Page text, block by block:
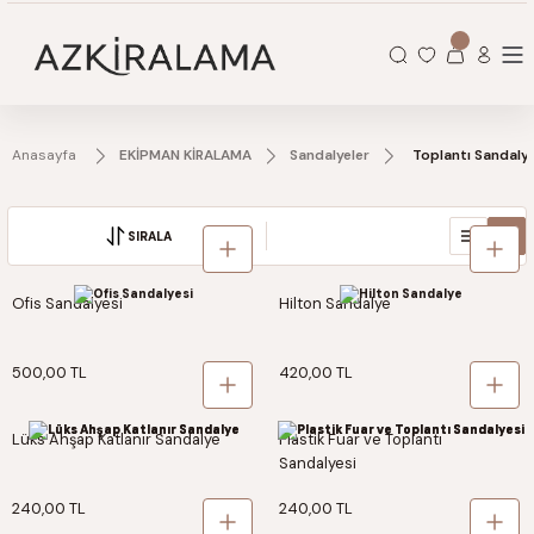
Anasayfa EKİPMAN KİRALAMA Sandalyeler Toplantı
SIRALA
Ofis Sandalyesi
500,00 TL
Hilton Sandalye
420,00 TL
Lüks Ahşap Katlanır Sandalye
240,00 TL
Plastik Fuar ve Toplantı
Sandalyesi
240,00 TL